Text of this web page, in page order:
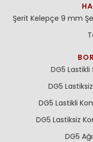
Şerit Kelepçe 9 mm
DG5
DG5
DG5 Lastikli
DG5 Lastiksiz
DG5